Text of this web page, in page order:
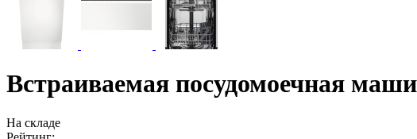
Встраиваемая посудомоечная
На складе